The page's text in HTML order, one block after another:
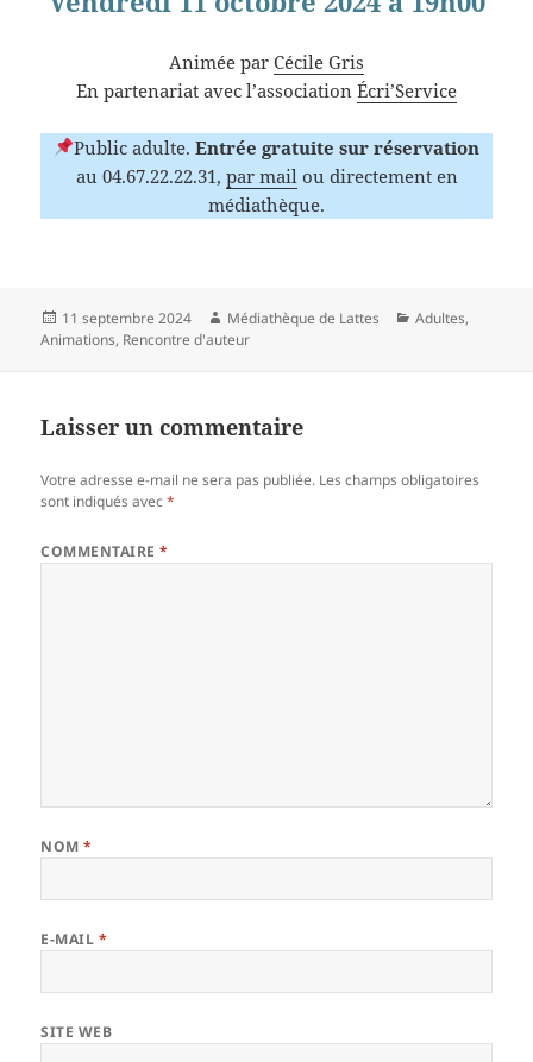
Animée par Cécile Gris
En partenariat avec l’association Écri’Service
Public adulte.Entrée gratuite sur réservation
au 04.67.22.22.31, par mail ou directement en
médiathèque.
Publié
le
11 septembre 2024 Auteur
Médiathèque de Lattes Catégories
Adultes,
Animations, Rencontre d'auteur
Laisser un commentaire
Votre adresse e-mail ne sera pas publiée. Les champs obligatoires
sont indiqués avec*
COMMENTAIRE*
NOM*
E-MAIL *
SITE WEB